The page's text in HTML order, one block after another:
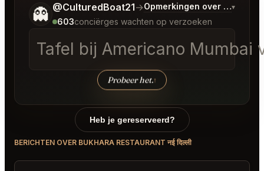
👻 @CulturedBoat21→Opmerkingen over Laatste
▾
603conciërges wachten op verzoeken
Tafel bij Americano Mumbai
Probeer het.↑
Vertel me wat je wilt.
Heb je gereserveerd?
BERICHTEN OVER BUKHARA RESTAURANT नई दिल्ली